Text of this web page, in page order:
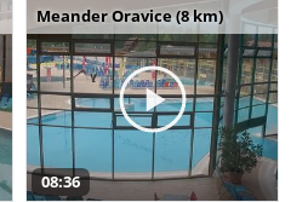
Meander Oravice (8 km)
08:36